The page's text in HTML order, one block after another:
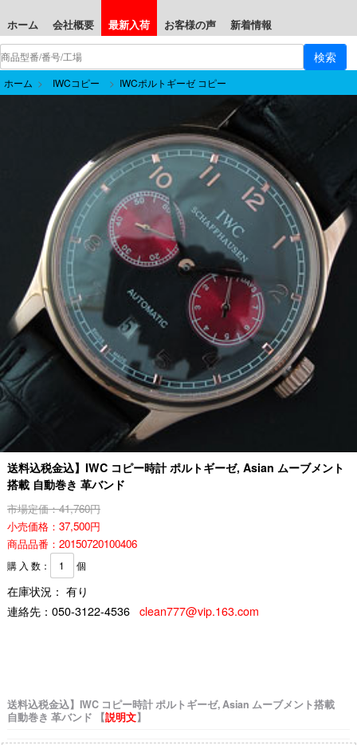
ホーム 会社概要 最新入荷 お客様の声 新着情報
ホーム > IWCコピー > IWCポルトギーゼ コピー
送料込税金込】IWC コピー時計 ポルトギーゼ, Asian ムーブメント
搭載 自動巻き 革バンド
市場定価：41,760円
小売価格：37,500円
商品品番：20150720100406
購 入 数： 個
在庫状況： 有り
連絡先： 050-3122-4536 clean777@vip.163.com
送料込税金込】IWC コピー時計 ポルトギーゼ, Asian ムーブメント搭載
自動巻き 革バンド 【説明文】